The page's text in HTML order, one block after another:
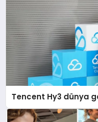
Tencent Hy3 dünya